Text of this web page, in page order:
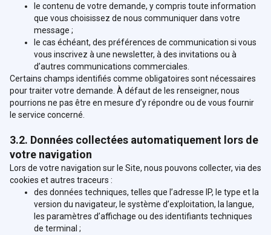
le contenu de votre demande, y compris toute information
que vous choisissez de nous communiquer dans votre
message ;
le cas échéant, des préférences de communication si vous
vous inscrivez à une newsletter, à des invitations ou à
d’autres communications commerciales.
Certains champs identifiés comme obligatoires sont nécessaires
pour traiter votre demande. À défaut de les renseigner, nous
pourrions ne pas être en mesure d’y répondre ou de vous fournir
le service concerné.
3.2. Données collectées automatiquement lors de
votre navigation
Lors de votre navigation sur le Site, nous pouvons collecter, via des
cookies et autres traceurs :
des données techniques, telles que l’adresse IP, le type et la
version du navigateur, le système d’exploitation, la langue,
les paramètres d’affichage ou des identifiants techniques
de terminal ;